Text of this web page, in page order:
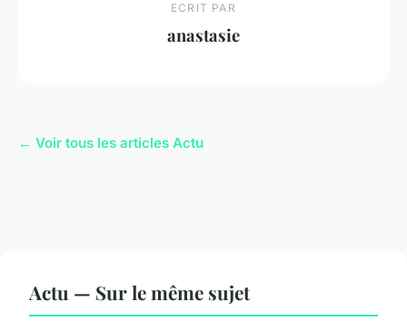
ECRIT PAR
anastasie
← Voir tous les articles Actu
Actu — Sur le même sujet